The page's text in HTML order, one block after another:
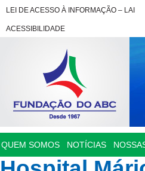
LEI DE ACESSO À INFORMAÇÃO – LAI
ACESSIBILIDADE
QUEM SOMOS NOTÍCIAS